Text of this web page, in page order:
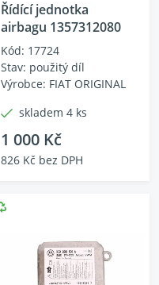
Řídící jednotka
airbagu 1357312080
Kód: 17724
Stav: použitý díl
Výrobce: FIAT ORIGINAL
skladem 4 ks
1 000 Kč
826 Kč bez DPH